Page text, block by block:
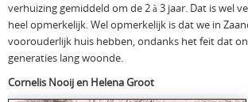
verhuizing gemiddeld om de 2 à 3 jaar. Dat is wel
heel opmerkelijk. Wel opmerkelijk is dat we in
voorouderlijk huis hebben, ondanks het feit dat
generaties lang woonde.
Cornelis Nooij en Helena Groot